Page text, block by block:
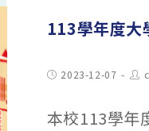
113學年度大
Post2023-12-07
本校113學年